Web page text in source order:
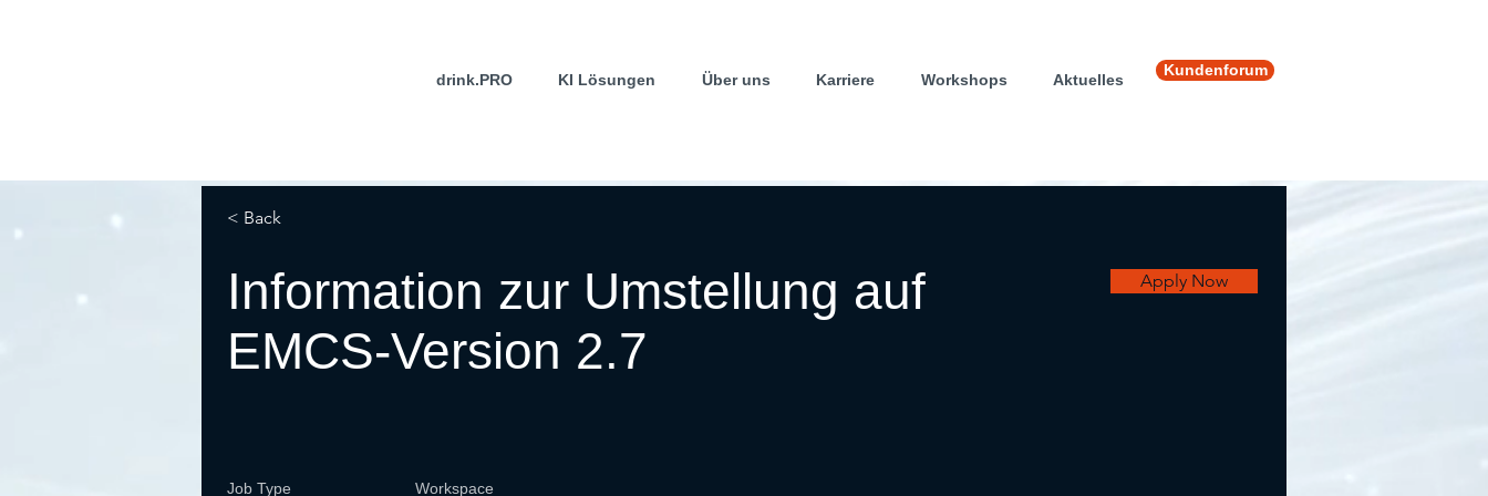
drink.PRO KI Lösungen Über uns Karriere Workshops Aktuelles
Kundenforum
< Back
Information zur Umstellung auf
EMCS-Version 2.7
Apply Now
Job Type Workspace